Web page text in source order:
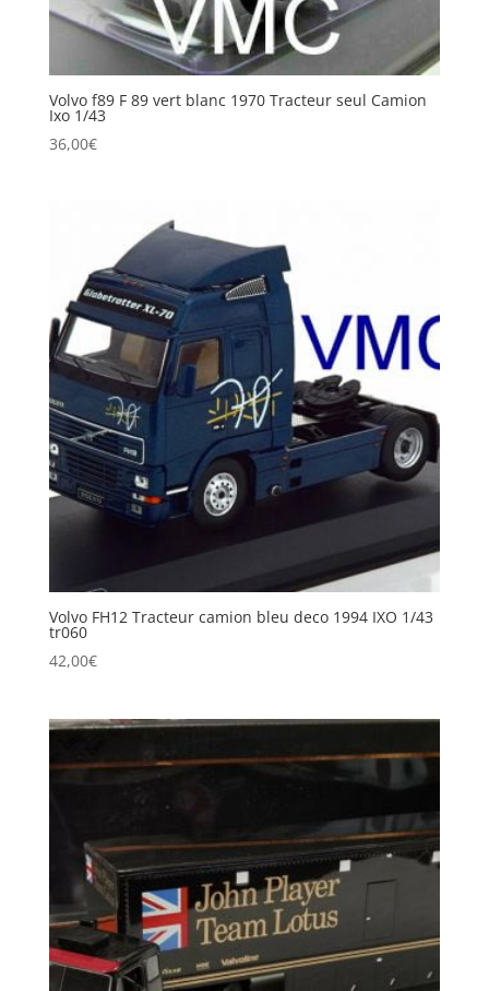
Volvo f89 F 89 vert blanc 1970 Tracteur seul Camion
Ixo 1/43
36,00€
Volvo FH12 Tracteur camion bleu deco 1994 IXO 1/43
tr060
42,00€